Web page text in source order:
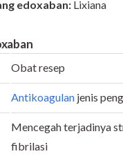
edoxaban: Lixiana
Obat resep
Antikoagulan jenis
Mencegah terjadinya
fibrilasi